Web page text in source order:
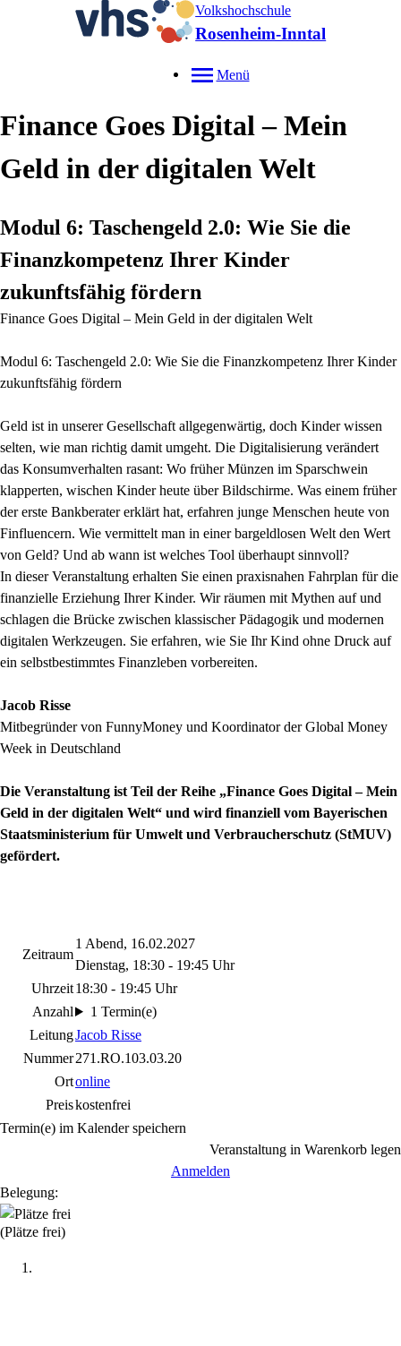
Volkshochschule
Rosenheim-Inntal
Menü
Finance Goes Digital – Mein
Geld in der digitalen Welt
Modul 6: Taschengeld 2.0: Wie Sie die
Finanzkompetenz Ihrer Kinder
zukunftsfähig fördern
Finance Goes Digital – Mein Geld in der digitalen Welt
Modul 6: Taschengeld 2.0: Wie Sie die Finanzkompetenz Ihrer Kinder
zukunftsfähig fördern
Geld ist in unserer Gesellschaft allgegenwärtig, doch Kinder wissen
selten, wie man richtig damit umgeht. Die Digitalisierung verändert
das Konsumverhalten rasant: Wo früher Münzen im Sparschwein
klapperten, wischen Kinder heute über Bildschirme. Was einem früher
der erste Bankberater erklärt hat, erfahren junge Menschen heute von
Finfluencern. Wie vermittelt man in einer bargeldlosen Welt den Wert
von Geld? Und ab wann ist welches Tool überhaupt sinnvoll?
In dieser Veranstaltung erhalten Sie einen praxisnahen Fahrplan für die
finanzielle Erziehung Ihrer Kinder. Wir räumen mit Mythen auf und
schlagen die Brücke zwischen klassischer Pädagogik und modernen
digitalen Werkzeugen. Sie erfahren, wie Sie Ihr Kind ohne Druck auf
ein selbstbestimmtes Finanzleben vorbereiten.
Jacob Risse
Mitbegründer von FunnyMoney und Koordinator der Global Money
Week in Deutschland
Die Veranstaltung ist Teil der Reihe „Finance Goes Digital – Mein
Geld in der digitalen Welt“ und wird finanziell vom Bayerischen
Staatsministerium für Umwelt und Verbraucherschutz (StMUV)
gefördert.
Zeitraum
1 Abend, 16.02.2027
Dienstag, 18:30 - 19:45 Uhr
Uhrzeit18:30 - 19:45 Uhr
Anzahl
1 Termin(e)
LeitungJacob Risse
Nummer271.RO.103.03.20
Ortonline
Preiskostenfrei
Termin(e) im Kalender speichern
Veranstaltung in Warenkorb legen
Anmelden
Belegung:
(Plätze frei)